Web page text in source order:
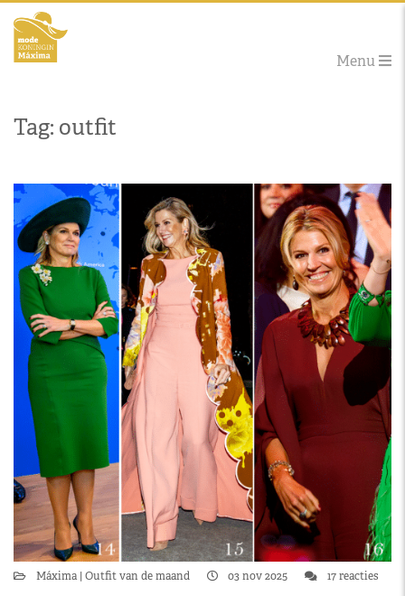
Menu
Tag: outfit
Máxima Outfit van de maand 03 nov 2025 17 reacties